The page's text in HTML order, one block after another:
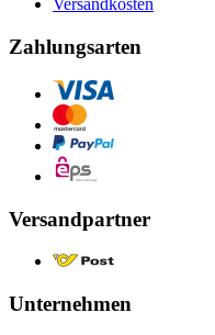
Versandkosten
Zahlungsarten
Versandpartner
Unternehmen